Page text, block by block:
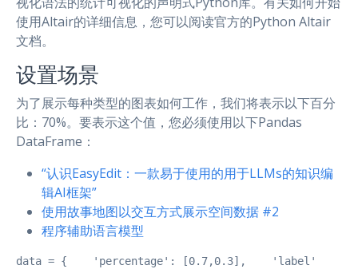
使用Altair的详细信息，您可以阅读官方的Python Altair
文档。
设置场景
为了展示每种类型的图表如何工作，我们将表示以下百分
比：70%。要表示这个值，您必须使用以下Pandas
DataFrame：
“认识EasyEdit：一款易于使用的用于LLMs的知识编
辑AI框架”
使用故事地图以交互方式展示空间数据 #2
程序辅助语言模型
data = {    'percentage': [0.7,0.3],    'label'     :